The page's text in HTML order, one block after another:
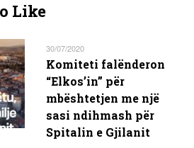
Like
30/07/2020
Komiteti falënderon
“Elkos’in” për
mbështetjen me një
sasi ndihmash për
Spitalin e Gjilanit